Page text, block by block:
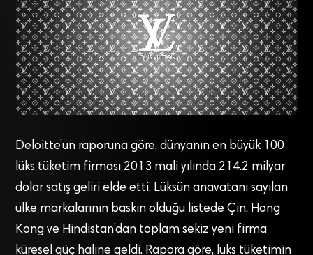
Deloitte’un raporuna göre, dünyanın en büyük 100
lüks tüketim firması 2013 mali yılında 214.2 milyar
dolar satış geliri elde etti. Lüksün anavatanı sayılan
ülke markalarının baskın olduğu listede Çin, Hong
Kong ve Hindistan’dan toplam sekiz yeni firma
küresel güç haline geldi. Rapora göre, lüks tüketimin